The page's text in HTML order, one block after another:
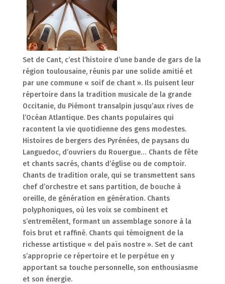
Set de Cant, c’est l’histoire d’une bande de gars de la
région toulousaine, réunis par une solide amitié et
par une commune « soif de chant ». Ils puisent leur
répertoire dans la tradition musicale de la grande
Occitanie, du Piémont transalpin jusqu’aux rives de
l’Océan Atlantique. Des chants populaires qui
racontent la vie quotidienne des gens modestes.
Histoires de bergers des Pyrénées, de paysans du
Languedoc, d’ouvriers du Rouergue… Chants de fête
et chants sacrés, chants d’église ou de comptoir.
Chants de tradition orale, qui se transmettent sans
chef d’orchestre et sans partition, de bouche à
oreille, de génération en génération. Chants
polyphoniques, où les voix se combinent et
s’entremêlent, formant un assemblage sonore à la
fois brut et raffiné. Chants qui témoignent de la
richesse artistique « del païs nostre ». Set de cant
s’approprie ce répertoire et le perpétue en y
apportant sa touche personnelle, son enthousiasme
et son énergie.